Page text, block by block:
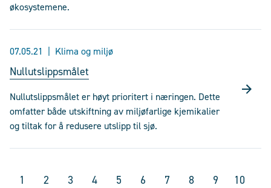
økosystemene.
07.05.21 Klima og miljø
Nullutslippsmålet
Nullutslippsmålet er høyt prioritert i næringen. Dette
omfatter både utskiftning av miljøfarlige kjemikalier
og tiltak for å redusere utslipp til sjø.
1 2 3 4 5 6 7 8 9
10